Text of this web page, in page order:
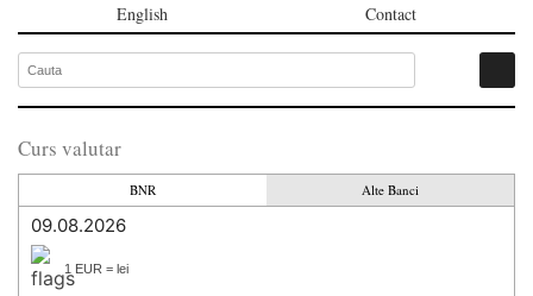
English Contact
Curs valutar
BNR Alte Banci
09.08.2026
1 EUR = lei